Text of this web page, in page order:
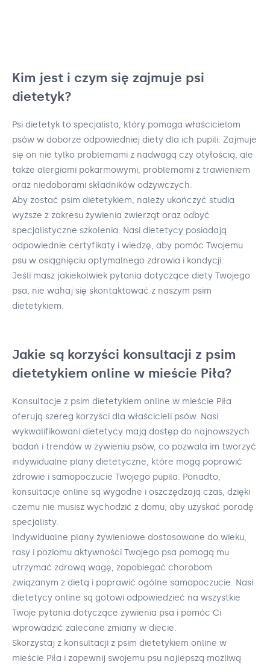
Kim jest i czym się zajmuje psi
dietetyk?
Psi dietetyk to specjalista, który pomaga właścicielom
psów w doborze odpowiedniej diety dla ich pupili. Zajmuje
się on nie tylko problemami z nadwagą czy otyłością, ale
także alergiami pokarmowymi, problemami z trawieniem
oraz niedoborami składników odżywczych.
Aby zostać psim dietetykiem, należy ukończyć studia
wyższe z zakresu żywienia zwierząt oraz odbyć
specjalistyczne szkolenia. Nasi dietetycy posiadają
odpowiednie certyfikaty i wiedzę, aby pomóc Twojemu
psu w osiągnięciu optymalnego zdrowia i kondycji.
Jeśli masz jakiekolwiek pytania dotyczące diety Twojego
psa, nie wahaj się skontaktować z naszym psim
dietetykiem.
Jakie są korzyści konsultacji z psim
dietetykiem online w mieście Piła?
Konsultacje z psim dietetykiem online w mieście Piła
oferują szereg korzyści dla właścicieli psów. Nasi
wykwalifikowani dietetycy mają dostęp do najnowszych
badań i trendów w żywieniu psów, co pozwala im tworzyć
indywidualne plany dietetyczne, które mogą poprawić
zdrowie i samopoczucie Twojego pupila. Ponadto,
konsultacje online są wygodne i oszczędzają czas, dzięki
czemu nie musisz wychodzić z domu, aby uzyskać poradę
specjalisty.
Indywidualne plany żywieniowe dostosowane do wieku,
rasy i poziomu aktywności Twojego psa pomogą mu
utrzymać zdrową wagę, zapobiegać chorobom
związanym z dietą i poprawić ogólne samopoczucie. Nasi
dietetycy online są gotowi odpowiedzieć na wszystkie
Twoje pytania dotyczące żywienia psa i pomóc Ci
wprowadzić zalecane zmiany w diecie.
Skorzystaj z konsultacji z psim dietetykiem online w
mieście Piła i zapewnij swojemu psu najlepszą możliwą